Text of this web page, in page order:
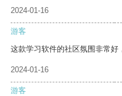
2024-01-16
游客
这款学习软件的社区氛围非常好
2024-01-16
游客